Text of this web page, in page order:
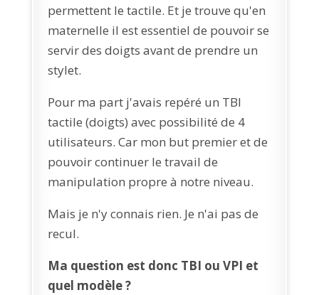
permettent le tactile. Et je trouve qu'en
maternelle il est essentiel de pouvoir se
servir des doigts avant de prendre un
stylet.
Pour ma part j'avais repéré un TBI
tactile (doigts) avec possibilité de 4
utilisateurs. Car mon but premier et de
pouvoir continuer le travail de
manipulation propre à notre niveau.
Mais je n'y connais rien. Je n'ai pas de
recul.
Ma question est donc TBI ou VPI et
quel modèle ?